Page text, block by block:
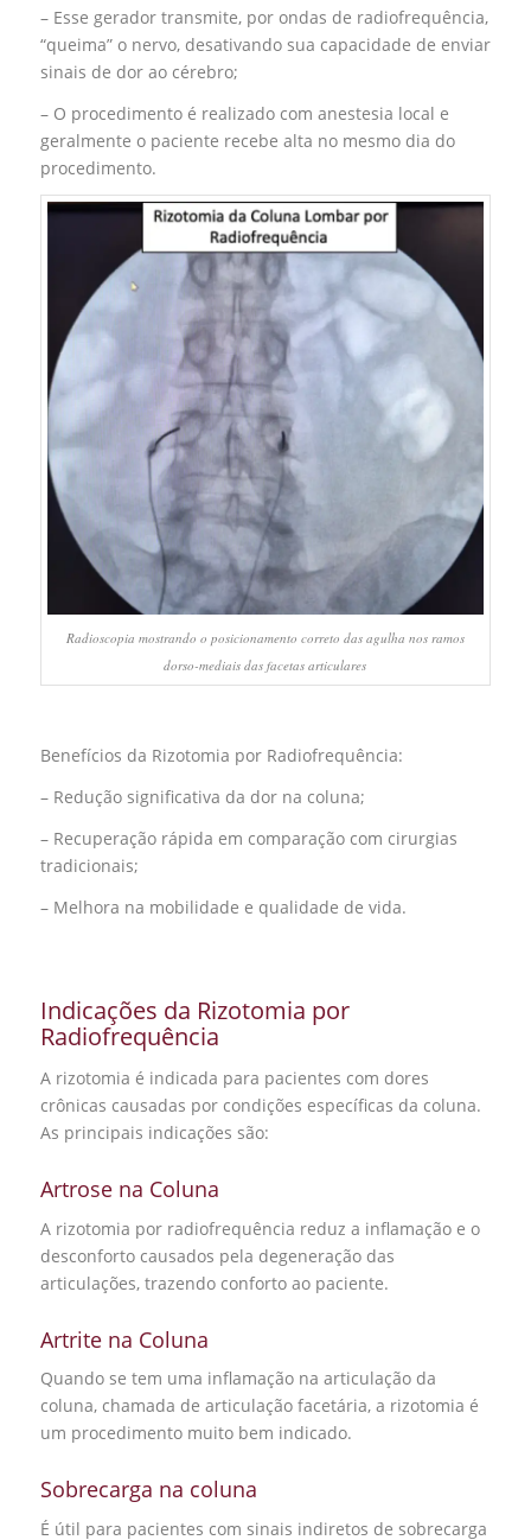
– Esse gerador transmite, por ondas de radiofrequência,
“queima” o nervo, desativando sua capacidade de enviar
sinais de dor ao cérebro;
– O procedimento é realizado com anestesia local e
geralmente o paciente recebe alta no mesmo dia do
procedimento.
Radioscopia mostrando o posicionamento correto das agulha nos ramos
dorso-mediais das facetas articulares
Benefícios da Rizotomia por Radiofrequência:
– Redução significativa da dor na coluna;
– Recuperação rápida em comparação com cirurgias
tradicionais;
– Melhora na mobilidade e qualidade de vida.
Indicações da Rizotomia por
Radiofrequência
A rizotomia é indicada para pacientes com dores
crônicas causadas por condições específicas da coluna.
As principais indicações são:
Artrose na Coluna
A rizotomia por radiofrequência reduz a inflamação e o
desconforto causados pela degeneração das
articulações, trazendo conforto ao paciente.
Artrite na Coluna
Quando se tem uma inflamação na articulação da
coluna, chamada de articulação facetária, a rizotomia é
um procedimento muito bem indicado.
Sobrecarga na coluna
É útil para pacientes com sinais indiretos de sobrecarga